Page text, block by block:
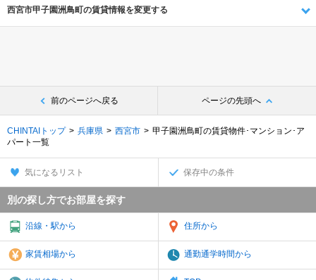
西宮市甲子園洲鳥町の賃貸情報を変更する
前のページへ戻る ページの先頭へ
CHINTAIトップ 兵庫県 西宮市
甲子園洲鳥町の賃貸物件･マンション･ア
パート一覧
気になるリスト 保存中の条件
別の探し方でお部屋を探す
沿線・駅から 住所から
家賃相場から 通勤通学時間から